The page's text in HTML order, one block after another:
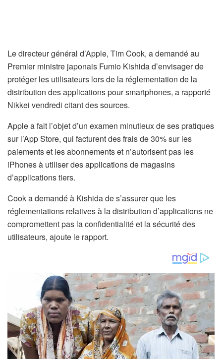
Le directeur général d’Apple, Tim Cook, a demandé au
Premier ministre japonais Fumio Kishida d’envisager de
protéger les utilisateurs lors de la réglementation de la
distribution des applications pour smartphones, a rapporté
Nikkei vendredi citant des sources.
Apple a fait l’objet d’un examen minutieux de ses pratiques
sur l’App Store, qui facturent des frais de 30% sur les
paiements et les abonnements et n’autorisent pas les
iPhones à utiliser des applications de magasins
d’applications tiers.
Cook a demandé à Kishida de s’assurer que les
réglementations relatives à la distribution d’applications ne
compromettent pas la confidentialité et la sécurité des
utilisateurs, ajoute le rapport.